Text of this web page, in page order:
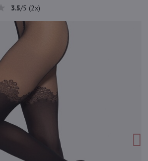
3.5/5 (2x)